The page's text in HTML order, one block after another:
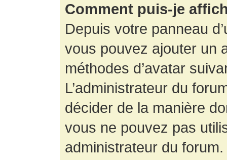
Comment puis-je
Depuis votre panneau
vous pouvez ajouter un
méthodes d’avatar
L’administrateur du
décider de la manière
vous ne pouvez pas
administrateur du forum.